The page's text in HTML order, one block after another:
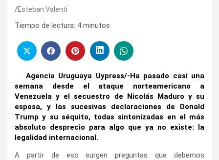
Esteban Valenti
Tiempo de lectura: 4 minutos
Agencia Uruguaya Uypress/-Ha pasado casi una
semana desde el ataque norteamericano a
Venezuela y el secuestro de Nicolás Maduro y su
esposa, y las sucesivas declaraciones de Donald
Trump y su séquito, todas sintonizadas en el más
absoluto desprecio para algo que ya no existe: la
legalidad internacional.
A partir de eso surgen preguntas que debemos